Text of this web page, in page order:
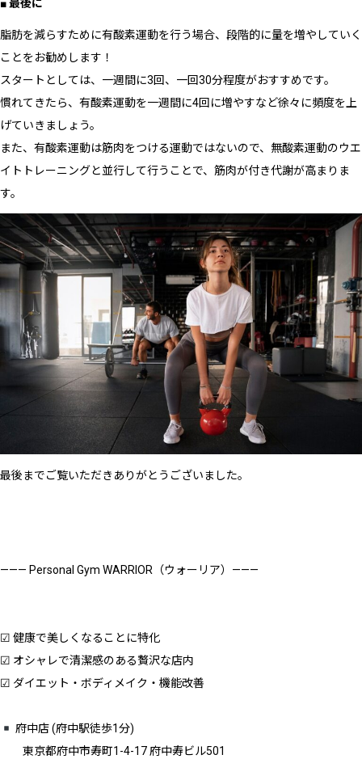
■ 最後に
脂肪を減らすために有酸素運動を行う場合、段階的に量を増やしていく
ことをお勧めします！
スタートとしては、一週間に3回、一回30分程度がおすすめです。
慣れてきたら、有酸素運動を一週間に4回に増やすなど徐々に頻度を上
げていきましょう。
また、有酸素運動は筋肉をつける運動ではないので、無酸素運動のウエ
イトトレーニングと並行して行うことで、筋肉が付き代謝が高まりま
す。
最後までご覧いただきありがとうございました。
——— Personal Gym WARRIOR（ウォーリア）———
☑︎ 健康で美しくなることに特化
☑︎ オシャレで清潔感のある贅沢な店内
☑︎ ダイエット・ボディメイク・機能改善
府中店 (府中駅徒歩1分)
東京都府中市寿町1-4-17 府中寿ビル501